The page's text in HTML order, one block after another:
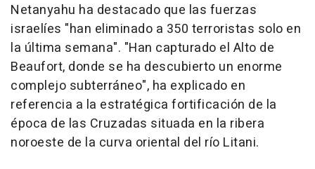
Netanyahu ha destacado que las fuerzas
israelíes "han eliminado a 350 terroristas solo en
la última semana". "Han capturado el Alto de
Beaufort, donde se ha descubierto un enorme
complejo subterráneo", ha explicado en
referencia a la estratégica fortificación de la
época de las Cruzadas situada en la ribera
noroeste de la curva oriental del río Litani.